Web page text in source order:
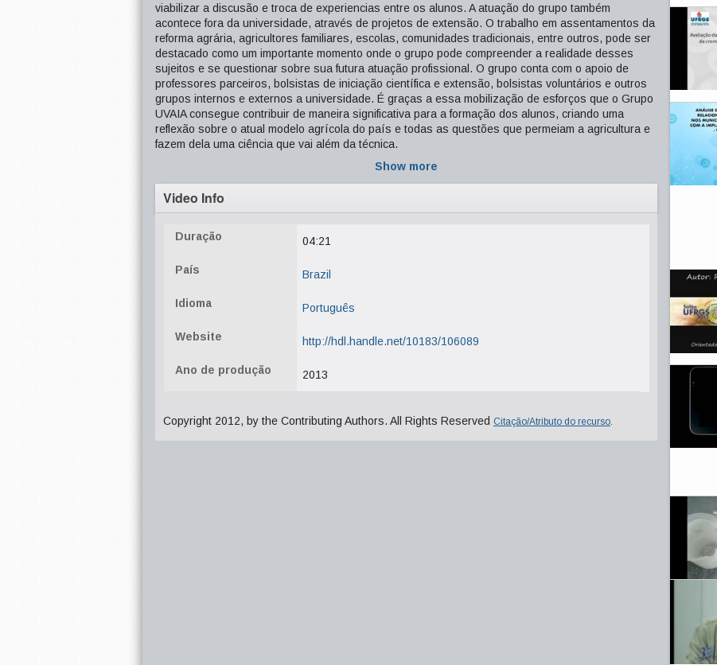
viabilizar a discusão e troca de experiencias entre os alunos. A atuação do grupo também
acontece fora da universidade, através de projetos de extensão. O trabalho em assentamentos da
reforma agrária, agricultores familiares, escolas, comunidades tradicionais, entre outros, pode ser
destacado como um importante momento onde o grupo pode compreender a realidade desses
sujeitos e se questionar sobre sua futura atuação profissional. O grupo conta com o apoio de
professores parceiros, bolsistas de iniciação científica e extensão, bolsistas voluntários e outros
grupos internos e externos a universidade. É graças a essa mobilização de esforços que o Grupo
UVAIA consegue contribuir de maneira significativa para a formação dos alunos, criando uma
reflexão sobre o atual modelo agrícola do país e todas as questões que permeiam a agricultura e
fazem dela uma ciência que vai além da técnica.
Show more
Video Info
Duração 04:21
País Brazil
Idioma Português
Website http://hdl.handle.net/10183/106089
Ano de produção 2013
Copyright 2012, by the Contributing Authors. All Rights Reserved Citação/Atributo do recurso.